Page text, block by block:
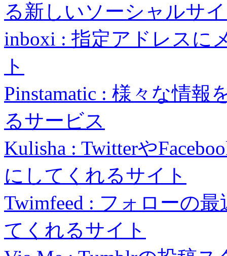
る新しいソーシャルサ
inboxi : 指定アドレスに
ト
Pinstamatic : 様々な情
るサービス
Kulisha : Twitterや
にしてくれるサイト
Twimfeed : フォローの
てくれるサイト